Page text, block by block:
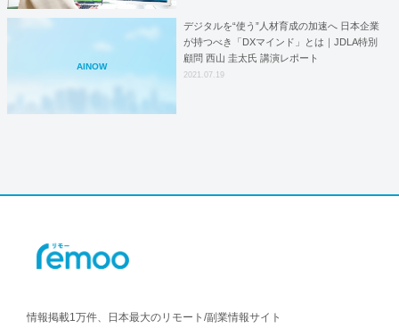
AINOW
デジタルを“使う”人材育成の加速へ 日本企業
が持つべき「DXマインド」とは｜JDLA特別
顧問 西山 圭太氏 講演レポート
2021.07.19
情報掲載1万件、日本最大のリモート/副業情報サイト